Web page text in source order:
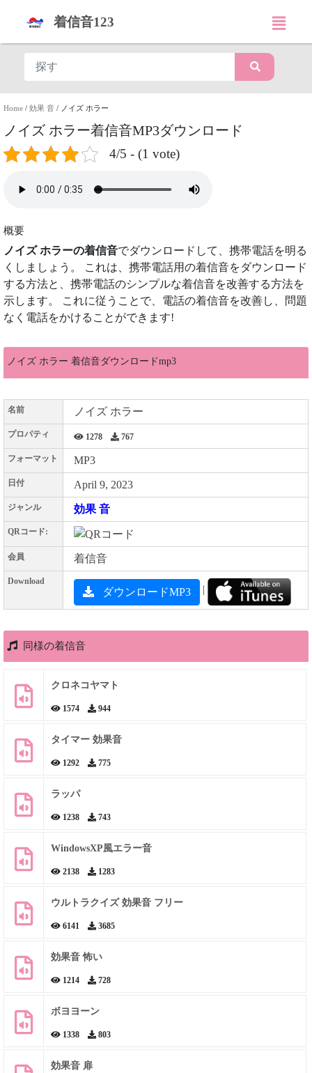
着信音123
Home / 効果 音 / ノイズ ホラー
ノイズ ホラー着信音MP3ダウンロード
4/5 - (1 vote)
概要
ノイズ ホラーの着信音でダウンロードして、携帯電話を明る
くしましょう。 これは、携帯電話用の着信音をダウンロード
する方法と、携帯電話のシンプルな着信音を改善する方法を
示します。 これに従うことで、電話の着信音を改善し、問題
なく電話をかけることができます!
ノイズ ホラー 着信音ダウンロードmp3
名前 ノイズ ホラー
プロパティ 1278 767
フォーマット MP3
日付 April 9, 2023
ジャンル 効果 音
QRコード:
会員 着信音
Download
ダウンロードMP3 |
同様の着信音
クロネコヤマト
1574 944
タイマー 効果音
1292 775
ラッパ
1238 743
WindowsXP風エラー音
2138 1283
ウルトラクイズ 効果音 フリー
6141 3685
効果音 怖い
1214 728
ボヨヨーン
1338 803
効果音 扉